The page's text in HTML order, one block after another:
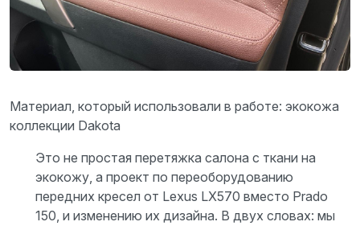
Материал, который использовали в работе: экокожа
коллекции Dakota
Это не простая перетяжка салона с ткани на
экокожу, а проект по переоборудованию
передних кресел от Lexus LX570 вместо Prado
150, и изменению их дизайна. В двух словах: мы